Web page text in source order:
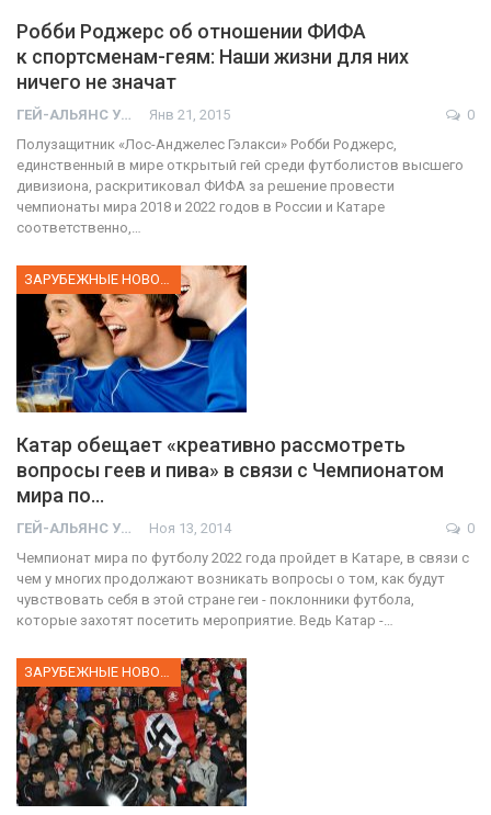
Робби Роджерс об отношении ФИФА
к спортсменам-геям: Наши жизни для них
ничего не значат
ГЕЙ-АЛЬЯНС УКРАИНА Янв 21, 2015
0
Полузащитник «Лос-Анджелес Гэлакси» Робби Роджерс,
единственный в мире открытый гей среди футболистов высшего
дивизиона, раскритиковал ФИФА за решение провести
чемпионаты мира 2018 и 2022 годов в России и Катаре
соответственно,…
Катар обещает «креативно рассмотреть
вопросы геев и пива» в связи с Чемпионатом
мира по…
ГЕЙ-АЛЬЯНС УКРАИНА Ноя 13, 2014
0
Чемпионат мира по футболу 2022 года пройдет в Катаре, в связи с
чем у многих продолжают возникать вопросы о том, как будут
чувствовать себя в этой стране геи - поклонники футбола,
которые захотят посетить мероприятие. Ведь Катар -…
ЗАРУБЕЖНЫЕ НОВОСТИ